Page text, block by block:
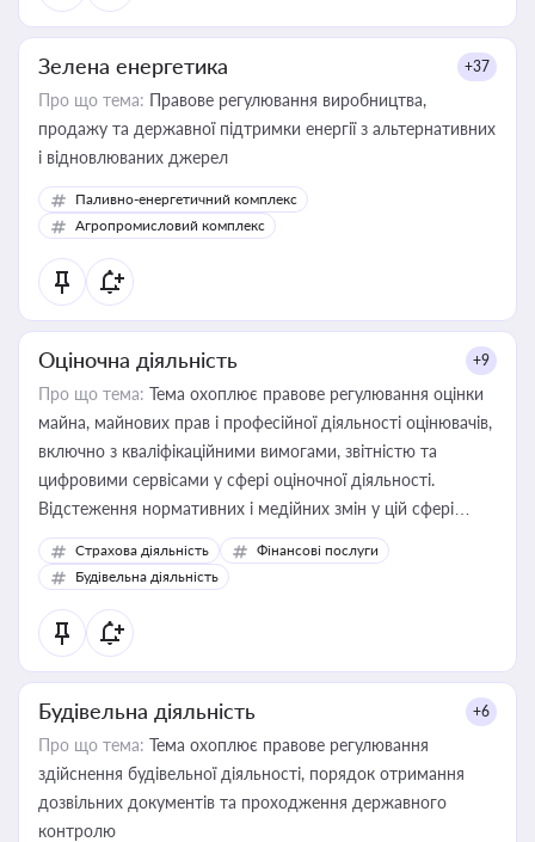
Зелена енергетика +37
Про що тема: Правове регулювання виробництва,
продажу та державної підтримки енергії з альтернативних
і відновлюваних джерел
Паливно-енергетичний комплекс
Агропромисловий комплекс
Оціночна діяльність +9
Про що тема: Тема охоплює правове регулювання оцінки
майна, майнових прав і професійної діяльності оцінювачів,
включно з кваліфікаційними вимогами, звітністю та
цифровими сервісами у сфері оціночної діяльності.
Відстеження нормативних і медійних змін у цій сфері
корисне для власника бізнесу, керівника, юриста або
бухгалтера під час оподаткування, приватизації, оренди
державного майна, корпоративних угод і перевірки
статусу суб'єктів оціночної діяльності
Страхова діяльність
Фінансові послуги
Будівельна діяльність
Будівельна діяльність +6
Про що тема: Тема охоплює правове регулювання
здійснення будівельної діяльності, порядок отримання
дозвільних документів та проходження державного
контролю